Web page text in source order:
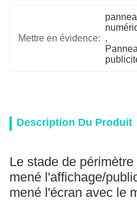
Mettre en évidence: ,
Description Du Produit
Le stade de
mené l'affichage/
mené l'écran avec le